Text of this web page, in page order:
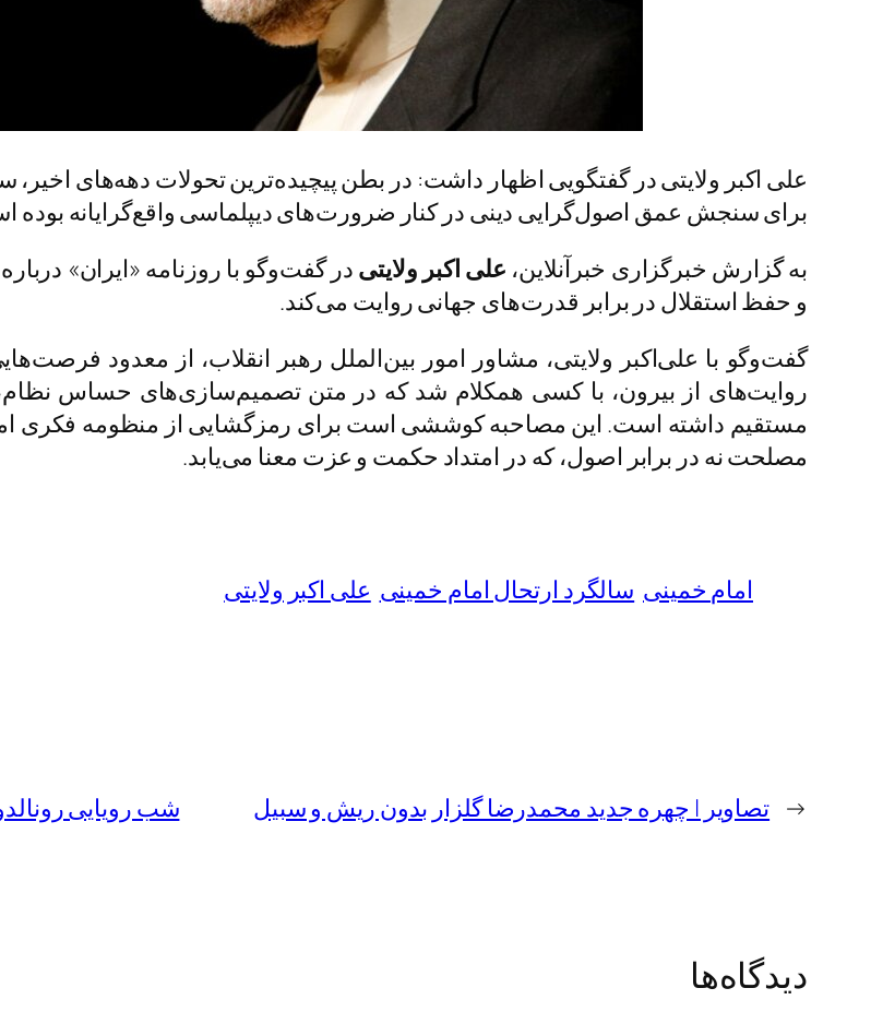
علی اکبر ولایتی در گفتگویی اظهار داشت: در بطن پیچیده‌ترین تحولات دهه‌های
برای سنجش عمق اصول‌گرایی دینی در کنار ضرورت‌های دیپلماسی واقع‌گرایانه بوده
به گزارش خبرگزاری خبرآنلاین، علی اکبر ولایتی در گفت‌وگو با روزنامه «ایران»
و حفظ استقلال در برابر قدرت‌های جهانی روایت می‌کند.
گفت‌وگو با علی‌اکبر ولایتی، مشاور امور بین‌الملل رهبر انقلاب، از معدود
روایت‌های از بیرون، با کسی همکلام شد که در متن تصمیم‌سازی‌های حساس
مستقیم داشته است. این مصاحبه کوششی است برای رمزگشایی از منظومه فکری
مصلحت نه در برابر اصول، که در امتداد حکمت و عزت معنا می‌یابد.
امام خمینی سالگرد ارتحال امام خمینی علی اکبر ولایتی
← تصاویر | چهره جدید محمدرضا گلزار بدون ریش و سبیل شب رویایی
دیدگاه‌ها